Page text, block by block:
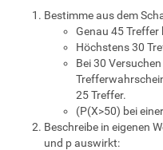
Bestimme aus dem
Genau 45 Treffer
Höchstens 30
Bei 30
25 Treffer.
(P(X>50) bei
Beschreibe in eigenen
und p auswirkt: